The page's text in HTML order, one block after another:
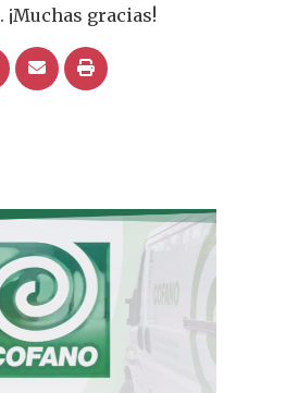
. ¡Muchas gracias!